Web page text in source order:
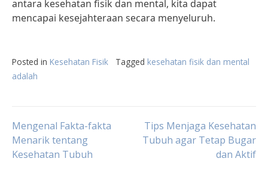
antara kesehatan fisik dan mental, kita dapat
mencapai kesejahteraan secara menyeluruh.
Posted in Kesehatan Fisik Tagged kesehatan fisik dan mental
adalah
Post
navigation
Mengenal Fakta-fakta
Menarik tentang
Kesehatan Tubuh
Tips Menjaga Kesehatan
Tubuh agar Tetap Bugar
dan Aktif